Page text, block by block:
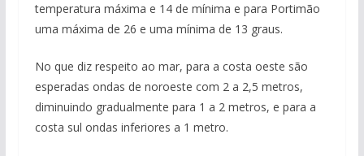
temperatura máxima e 14 de mínima e para Portimão
uma máxima de 26 e uma mínima de 13 graus.
No que diz respeito ao mar, para a costa oeste são
esperadas ondas de noroeste com 2 a 2,5 metros,
diminuindo gradualmente para 1 a 2 metros, e para a
costa sul ondas inferiores a 1 metro.